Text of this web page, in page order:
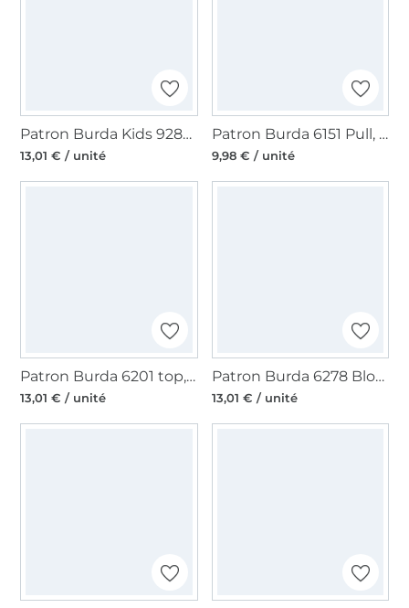
Patron Burda Kids 9288 Combinaison, en français
13,01 € / unité
Patron Burda 6151 Pull, en français
9,98 € / unité
Patron Burda 6201 top, en français
13,01 € / unité
Patron Burda 6278 Blouse, en français
13,01 € / unité